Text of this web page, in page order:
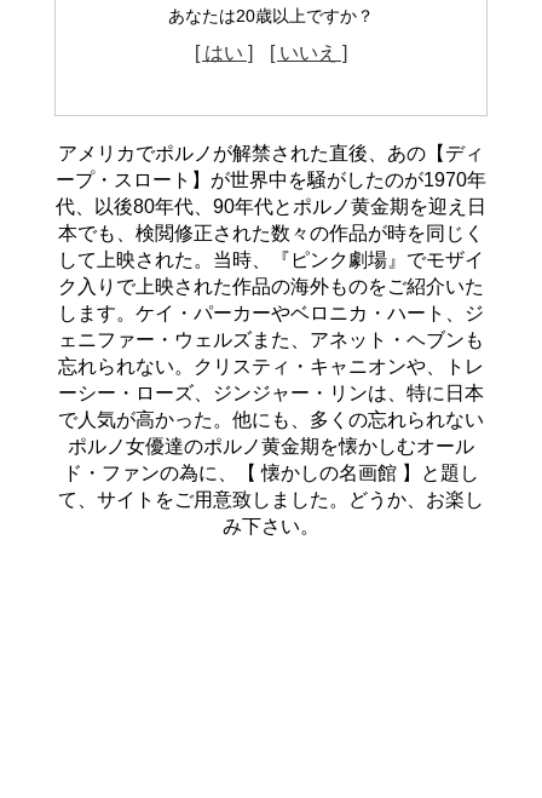
あなたは20歳以上ですか？
[ はい ] [ いいえ ]
アメリカでポルノが解禁された直後、あの【ディ
ープ・スロート】が世界中を騒がしたのが1970年
代、以後80年代、90年代とポルノ黄金期を迎え日
本でも、検閲修正された数々の作品が時を同じく
して上映された。当時、『ピンク劇場』でモザイ
ク入りで上映された作品の海外ものをご紹介いた
します。ケイ・パーカーやベロニカ・ハート、ジ
ェニファー・ウェルズまた、アネット・ヘブンも
忘れられない。クリスティ・キャニオンや、トレ
ーシー・ローズ、ジンジャー・リンは、特に日本
で人気が高かった。他にも、多くの忘れられない
ポルノ女優達のポルノ黄金期を懐かしむオール
ド・ファンの為に、【 懐かしの名画館 】と題し
て、サイトをご用意致しました。どうか、お楽し
み下さい。